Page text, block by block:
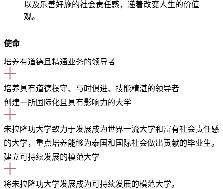
以及乐善好施的社会责任感，递着改变人生的价值
观。
使命
培养有道德且精通业务的领导者
培养具有道德操守、与时俱进、技能精湛的领导者
创建一所国际化且具有影响力的大学
朱拉隆功大学致力于发展成为世界一流大学和富有社会责任感
的大学，重点培养能够为泰国和国际社会做出贡献的毕业生。
建立可持续发展的模范大学
将朱拉隆功大学发展成为可持续发展的模范大学。